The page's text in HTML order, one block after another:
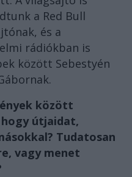
a Red Bull
és a
rádiókban is
között Sebestyén
között
útjaidat,
Tudatosan
vagy menet